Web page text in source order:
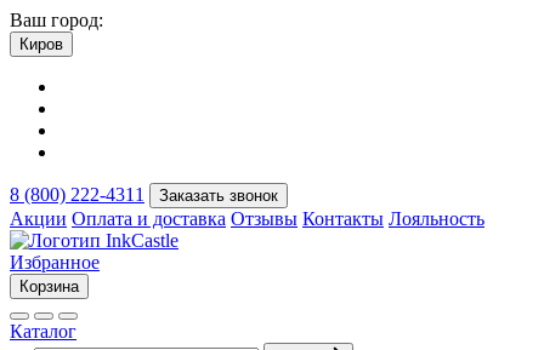
Ваш город:
Киров
8 (800) 222-4311 Заказать звонок
Акции Оплата и доставка Отзывы Контакты Лояльность
Избранное
Корзина
Каталог